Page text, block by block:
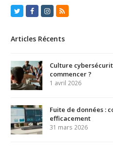
TwitterFacebook
Instagram
RSS
Articles Récents
Culture
commencer ?
1 avril 2026
Fuite de données :
efficacement
31 mars 2026